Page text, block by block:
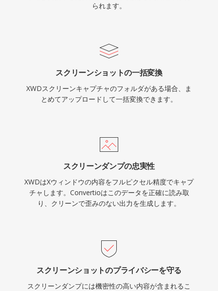
られます。
スクリーンショットの一括変換
XWDスクリーンキャプチャのフォルダがある場合、ま
とめてアップロードして一括変換できます。
スクリーンダンプの忠実性
XWDはXウィンドウの内容をフルピクセル精度でキャプ
チャします。Convertioはこのデータを正確に読み取
り、クリーンで歪みのない出力を生成します。
スクリーンショットのプライバシーを守る
スクリーンダンプには機密性の高い内容が含まれるこ